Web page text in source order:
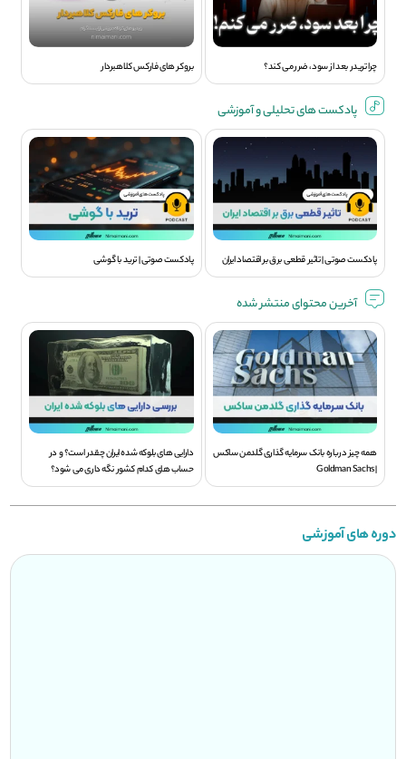
چرا تریدر بعد از سود، ضرر می کند؟ بروکر های فارکس کلاهبردار
پادکست های تحلیلی و آموزشی
پادکست صوتی | تاثیر قطعی برق بر اقتصاد ایران پادکست صوتی | ترید با گوشی
آخرین محتوای منتشر شده
همه چیز درباره بانک سرمایه گذاری گلدمن ساکس
| Goldman Sachs
دارایی های بلوکه شده ایران چقدر است؟ و در
حساب های کدام کشور نگه داری می شود؟
دوره های آموزشی